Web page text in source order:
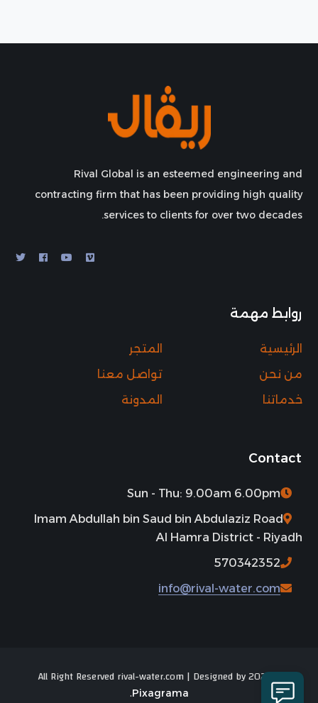
Rival Global is an esteemed engineering and
contracting firm that has been providing high quality
services to clients for over two decades.
روابط مهمة
المتجر
الرئيسية
تواصل معنا
من نحن
المدونة
خدماتنا
Contact
Sun - Thu: 9.00am 6.00pm
Imam Abdullah bin Saud bin Abdulaziz Road
Al Hamra District - Riyadh
570342352
info@rival-water.com
© 2025 All Right Reserved rival-water.com | Designed by
Pixagrama
.